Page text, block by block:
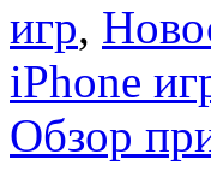
игр,
iPhone
Обзор